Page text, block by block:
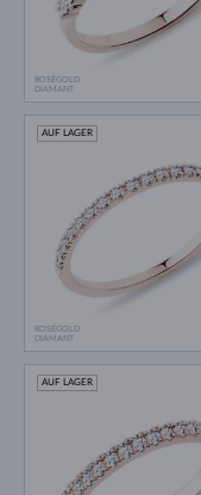
ROSÉGOLD
DIAMANT
ROSÉGOLD
DIAMANT
AUF LAGER
AUF LAGER